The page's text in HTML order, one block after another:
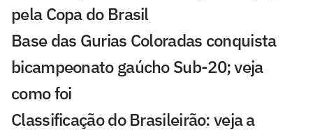
pela Copa do Brasil
Base das Gurias Coloradas conquista
bicampeonato gaúcho Sub-20; veja
como foi
Classificação do Brasileirão: veja a